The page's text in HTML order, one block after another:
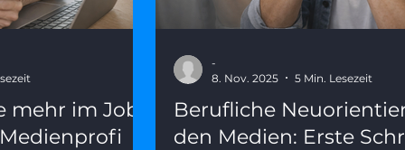
mehr im Job?
Berufliche
den Medien: Erste
-
8. Nov. 2025
5 Min. Lesezeit